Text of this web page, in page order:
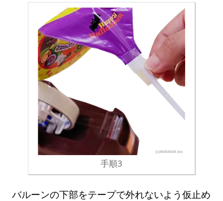
手順3
バルーンの下部をテープで外れないよう仮止め